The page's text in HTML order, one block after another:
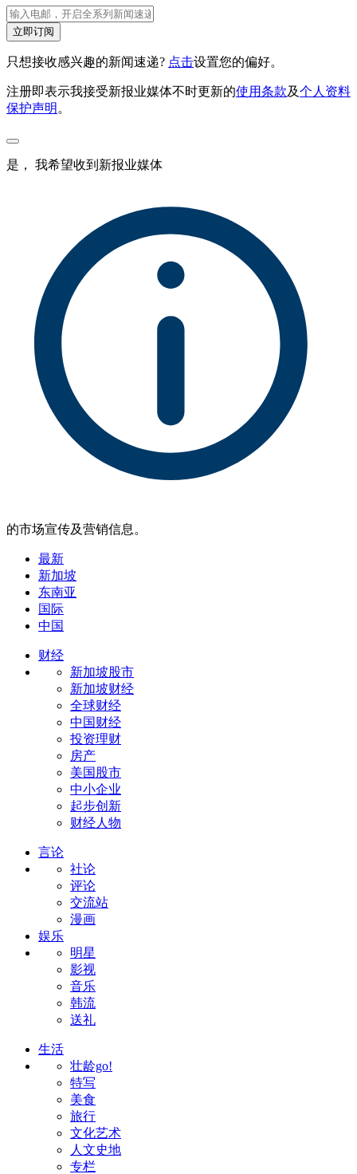
立即订阅
只想接收感兴趣的新闻速递? 点击设置您的偏好。
注册即表示我接受新报业媒体不时更新的使用条款及个人资料
保护声明 。
是， 我希望收到新报业媒体
的市场宣传及营销信息。
最新
新加坡
东南亚
国际
中国
财经
新加坡股市
新加坡财经
全球财经
中国财经
投资理财
房产
美国股市
中小企业
起步创新
财经人物
言论
社论
评论
交流站
漫画
娱乐
明星
影视
音乐
韩流
送礼
生活
壮龄go!
特写
美食
旅行
文化艺术
人文史地
专栏